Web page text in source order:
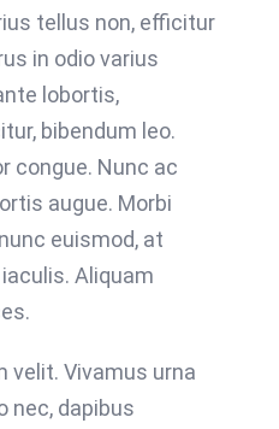
tellus non, efficitur
in odio varius
lobortis,
bibendum leo.
congue. Nunc ac
augue. Morbi
euismod, at
Aliquam
velit. Vivamus urna
nec, dapibus